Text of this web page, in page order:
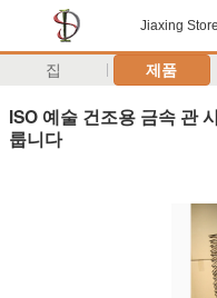
Jiaxing
집 제품
ISO 예술 건조용 금속 관
룹니다